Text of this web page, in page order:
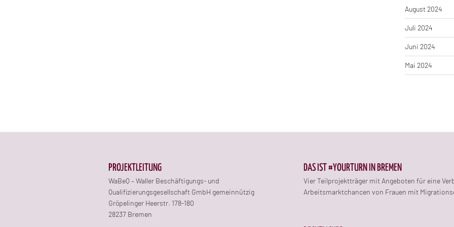
August 2024
Juli 2024
Juni 2024
Mai 2024
PROJEKTLEITUNG
WaBeQ – Waller Beschäftigungs- und
Qualifizierungsgesellschaft GmbH gemeinnützig
Gröpelinger Heerstr. 178-180
28237 Bremen
DAS IST #YOURTURN IN BREMEN
Vier Teilprojektträger mit Angeboten für eine
Arbeitsmarktchancen von Frauen mit